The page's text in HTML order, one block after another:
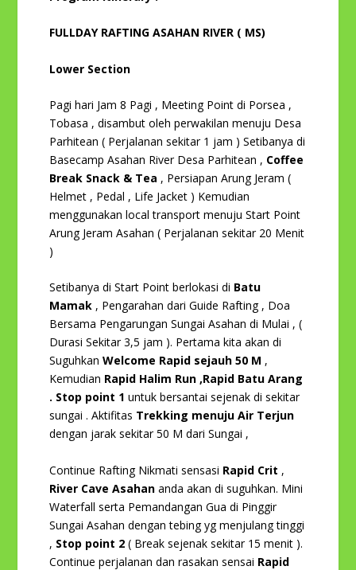
FULLDAY RAFTING ASAHAN RIVER ( MS)
Lower Section
Pagi hari Jam 8 Pagi , Meeting Point di Porsea ,
Tobasa , disambut oleh perwakilan menuju Desa
Parhitean ( Perjalanan sekitar 1 jam ) Setibanya di
Basecamp Asahan River Desa Parhitean , Coffee
Break Snack & Tea , Persiapan Arung Jeram (
Helmet , Pedal , Life Jacket ) Kemudian
menggunakan local transport menuju Start Point
Arung Jeram Asahan ( Perjalanan sekitar 20 Menit
)
Setibanya di Start Point berlokasi di Batu
Mamak , Pengarahan dari Guide Rafting , Doa
Bersama Pengarungan Sungai Asahan di Mulai , (
Durasi Sekitar 3,5 jam ). Pertama kita akan di
SuguhkanWelcome Rapid sejauh 50 M ,
Kemudian Rapid Halim Run ,Rapid Batu Arang
. Stop point 1untuk bersantai sejenak di sekitar
sungai . Aktifitas Trekking menuju Air Terjun
dengan jarak sekitar 50 M dari Sungai ,
Continue Rafting Nikmati sensasi Rapid Crit ,
River Cave Asahan anda akan di suguhkan. Mini
Waterfall serta Pemandangan Gua di Pinggir
Sungai Asahan dengan tebing yg menjulang tinggi
, Stop point 2( Break sejenak sekitar 15 menit ).
Continue perjalanan dan rasakan sensai Rapid